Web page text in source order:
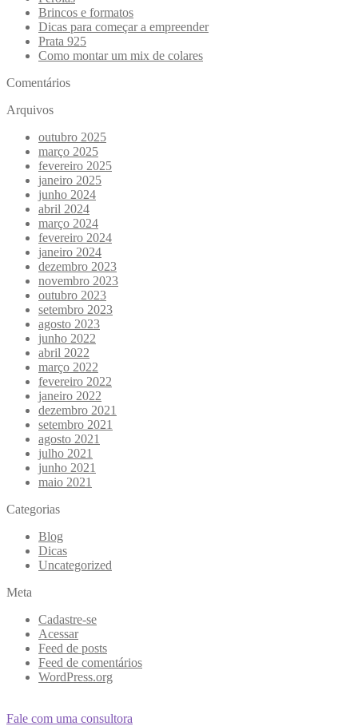
Brincos e formatos
Dicas para começar a empreender
Prata 925
Como montar um mix de colares
Comentários
Arquivos
outubro 2025
março 2025
fevereiro 2025
janeiro 2025
junho 2024
abril 2024
março 2024
fevereiro 2024
janeiro 2024
dezembro 2023
novembro 2023
outubro 2023
setembro 2023
agosto 2023
junho 2022
abril 2022
março 2022
fevereiro 2022
janeiro 2022
dezembro 2021
setembro 2021
agosto 2021
julho 2021
junho 2021
maio 2021
Categorias
Blog
Dicas
Uncategorized
Meta
Cadastre-se
Acessar
Feed de posts
Feed de comentários
WordPress.org
Fale com uma consultora